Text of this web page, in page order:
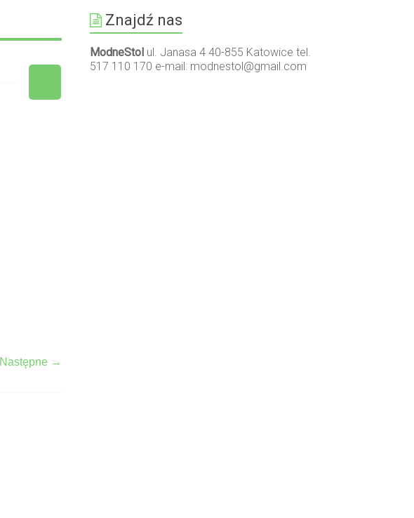
Następne →
Znajdź nas
ModneStol ul. Janasa 4 40-855 Katowice tel.
517 110 170 e-mail: modnestol@gmail.com